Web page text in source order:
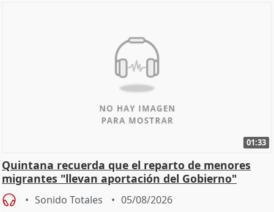
01:33
Quintana recuerda que el reparto de menores
migrantes "llevan aportación del Gobierno"
central
Sonido Totales 05/08/2026